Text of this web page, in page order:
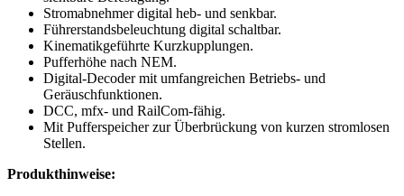
Stromabnehmer digital heb- und senkbar.
Führerstandsbeleuchtung digital schaltbar.
Kinematikgeführte Kurzkupplungen.
Pufferhöhe nach NEM.
Digital-Decoder mit umfangreichen Betriebs- und
Geräuschfunktionen.
DCC, mfx- und RailCom-fähig.
Mit Pufferspeicher zur Überbrückung von kurzen stromlosen
Stellen.
Produkthinweise: